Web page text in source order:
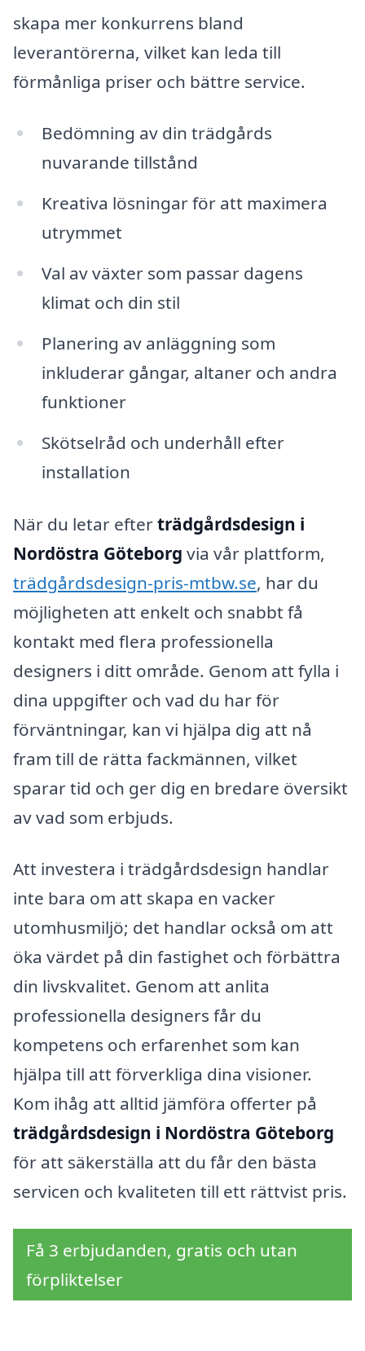
skapa mer konkurrens bland
leverantörerna, vilket kan leda till
förmånliga priser och bättre service.
Bedömning av din trädgårds
nuvarande tillstånd
Kreativa lösningar för att maximera
utrymmet
Val av växter som passar dagens
klimat och din stil
Planering av anläggning som
inkluderar gångar, altaner och andra
funktioner
Skötselråd och underhåll efter
installation
När du letar efterträdgårdsdesign i
Nordöstra Göteborg via vår plattform,
trädgårdsdesign-pris-mtbw.se, har du
möjligheten att enkelt och snabbt få
kontakt med flera professionella
designers i ditt område. Genom att fylla i
dina uppgifter och vad du har för
förväntningar, kan vi hjälpa dig att nå
fram till de rätta fackmännen, vilket
sparar tid och ger dig en bredare översikt
av vad som erbjuds.
Att investera i trädgårdsdesign handlar
inte bara om att skapa en vacker
utomhusmiljö; det handlar också om att
öka värdet på din fastighet och förbättra
din livskvalitet. Genom att anlita
professionella designers får du
kompetens och erfarenhet som kan
hjälpa till att förverkliga dina visioner.
Kom ihåg att alltid jämföra offerter på
trädgårdsdesign i Nordöstra Göteborg
för att säkerställa att du får den bästa
servicen och kvaliteten till ett rättvist pris.
Få 3 erbjudanden, gratis och utan
förpliktelser